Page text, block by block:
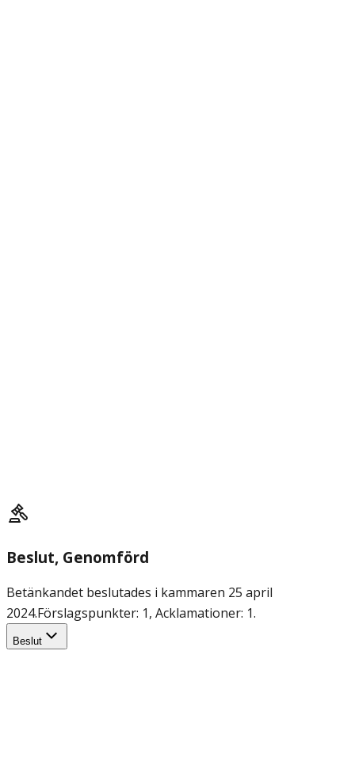
Beslut, Genomförd
Betänkandet beslutades i kammaren 25 april
2024.Förslagspunkter: 1, Acklamationer: 1.
Beslut